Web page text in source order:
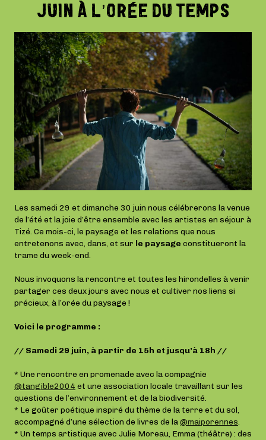
JUIN À L’ORÉE DU TEMPS
Les samedi 29 et dimanche 30 juin nous célébrerons la venue
de l’été et la joie d’être ensemble avec les artistes en séjour à
Tizé. Ce mois-ci, le paysage et les relations que nous
entretenons avec, dans, et sur le paysage constitueront la
trame du week-end.
Nous invoquons la rencontre et toutes les hirondelles à venir
partager ces deux jours avec nous et cultiver nos liens si
précieux, à l’orée du paysage !
Voici le programme :
// Samedi 29 juin, à partir de 15h et jusqu’à 18h //
* Une rencontre en promenade avec la compagnie
@tangible2004 et une association locale travaillant sur les
questions de l’environnement et de la biodiversité.
* Le goûter poétique inspiré du thème de la terre et du sol,
accompagné d’une sélection de livres de la@maiporennes.
* Un temps artistique avec Julie Moreau, Emma (théâtre) : des